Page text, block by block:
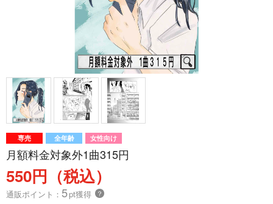
専売 全年齢 女性向け
月額料金対象外1曲315円
550円（税込）
通販ポイント： 5pt獲得 ？